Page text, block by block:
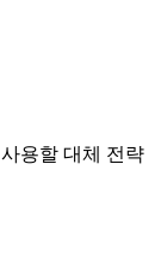
용할 대체 전략